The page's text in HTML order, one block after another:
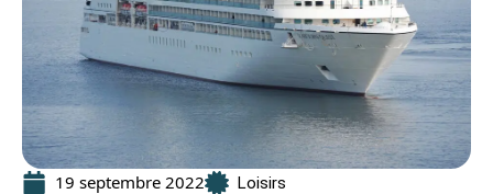
19 septembre 2022 Loisirs